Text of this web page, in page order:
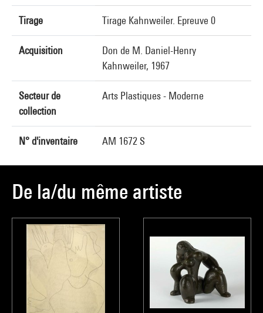
Tirage Tirage Kahnweiler. Epreuve 0
Acquisition
Don de M. Daniel-Henry
Kahnweiler, 1967
Secteur de
collection
Arts Plastiques - Moderne
N° d'inventaire AM 1672 S
De la/du même artiste